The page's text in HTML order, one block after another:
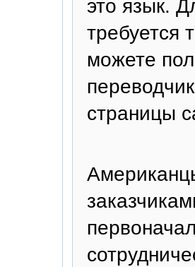
это язык.
требуется
можете
страницы